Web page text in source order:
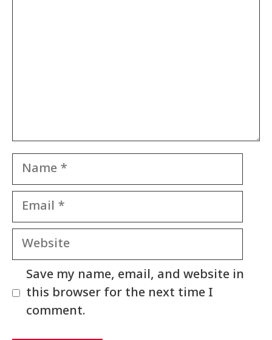
Name
Email
Website
Save my name, email, and website in
this browser for the next time I
comment.